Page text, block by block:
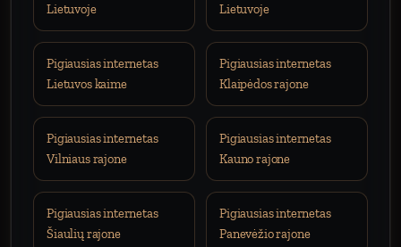
Lietuvoje
Lietuvoje
Pigiausias internetas
Lietuvos kaime
Pigiausias internetas
Klaipėdos rajone
Pigiausias internetas
Vilniaus rajone
Pigiausias internetas
Kauno rajone
Pigiausias internetas
Šiaulių rajone
Pigiausias internetas
Panevėžio rajone